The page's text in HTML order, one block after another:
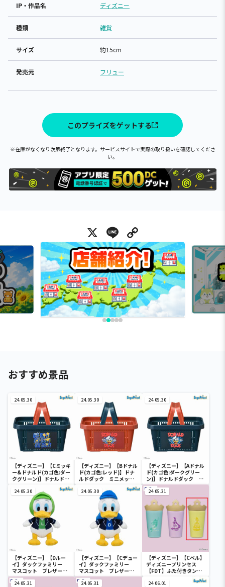
IP・作品名 ディズニー
種類 雑貨
サイズ 約15cm
発売元 フリュー
このプライズをゲットする
※在庫がなくなり次第終了となります。サービスサイトで実際の取り扱いを確認してくださ
い。
X Line
おすすめ景品
24.05.30
【ディズニー】【Cミッキ
ー&ドナルド(カゴ色:ダー
クグリーン)】ドナルドダ
ック ミニメッシュカゴ
24.05.30
【ディズニー】【Bドナル
ド(カゴ色:レッド)】ドナ
ルドダック ミニメッシ
24.05.30
【ディズニー】【Aドナル
ド(カゴ色:ダークグリー
ン)】ドナルドダック ミ
ニメッシュカゴ
24.05.30
【ディズニー】【Dルー
イ】ダックファミリー
マスコット ブレザーコ
スチューム
24.05.30
【ディズニー】【Cデュー
イ】ダックファミリー
マスコット ブレザーコ
スチューム
24.05.31
【ディズニー】【Cベル】
ディズニープリンセス
【FDT】ふた付きタンブ
24.05.31 24.05.31 24.06.01